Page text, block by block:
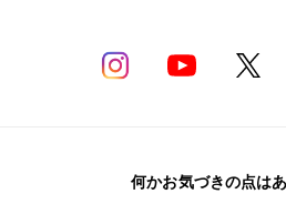
何かお気づきの点は